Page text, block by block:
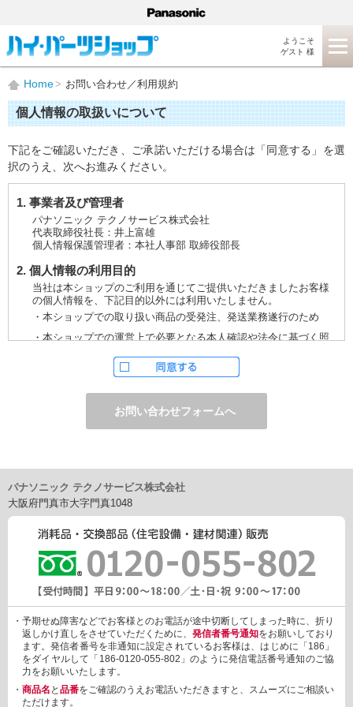
ようこそ
ゲスト 様
Home お問い合わせ／利用規約
個人情報の取扱いについて
下記をご確認いただき、ご承諾いただける場合は「同意する」を選
択のうえ、次へお進みください。
1. 事業者及び管理者
パナソニック テクノサービス株式会社
代表取締役社長：井上富雄
個人情報保護管理者：本社人事部 取締役部長
2. 個人情報の利用目的
当社は本ショップのご利用を通じてご提供いただきましたお客様
の個人情報を、下記目的以外には利用いたしません。
・本ショップでの取り扱い商品の受発注、発送業務遂行のため
・本ショップでの運営上で必要となる本人確認や法令に基づく照
ただし、お申し込みフォーム上でご希望の方のみに、下記サービ
・電子メール、ダイレクトメールなどによる情報のご提供
（1）ご提供情報の分野
・住宅関連設備・建材、家電製品、住まいづくり(新築・リフォー
車載関連商品など
（2）ご提供情報の概要
・商品、サービスに関するご提案
・商品サポート、メンテナンスに関するご提案
・キャンペーン、フェアー、イベントに関する情報ご提供
・アンケート、商品モニターに関する情報ご提供など
3. 個人情報の提供
あらかじめご本人様からご了解いただいている場合や法令で認め
られている場合を除き、個人情報を第三者に提供または開示いた
しません。
しかしながら、お客様がクレジットカード決済をご利用される場
合に限り、カード発行会社が行なう不正利用検知・防止「3Dセキ
ュア2.0」のために、お客様が利用するカード発行会社及び、決済
代行会社：GMOペイメントゲートウェイ（第三者）に、下記の情
報を開示し、本人認証を行います。
・金額など、決済に関する情報
パナソニック テクノサービス株式会社
大阪府門真市大字門真1048
・予期せぬ障害などでお客様とのお電話が途中切断してしまった時に、折り
返しかけ直しをさせていただくために、 発信者番号通知をお願いしており
ます。発信者番号を非通知に設定されているお客様は、はじめに「186」
をダイヤルして「186-0120-055-802」のように発信電話番号通知のご協
力をお願いいたします。
・ 商品名 と 品番をご確認のうえお電話いただきますと、スムーズにご相談い
ただけます。